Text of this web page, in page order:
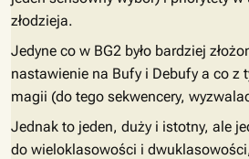
złodzieja.
Jedyne co w BG2 było bardziej
nastawienie na Bufy i Debufy a co z
magii (do tego sekwencery,
Jednak to jeden, duży i istotny, ale
do wieloklasowości i